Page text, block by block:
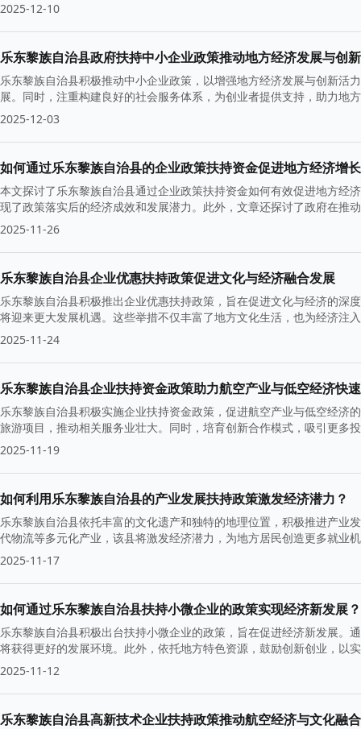
2025-12-10
乐东黎族自治县政府扶持中小企业政策推动地方经济发展与创
乐东黎族自治县积极推动中小企业政策，以增强地方经济发展与创新活
展。同时，注重构建良好的社会服务体系，为创业者提供支持，助力地
2025-12-03
如何通过乐东黎族自治县的企业政策扶持资金促进地方经济增
本文探讨了乐东黎族自治县通过企业政策扶持资金如何有效促进地方经
现了政策落实后的经济成效和发展潜力。此外，文章还探讨了政府在推
了有力支持。
2025-11-26
乐东黎族自治县企业优惠扶持政策促进文化与经济融合发展
乐东黎族自治县积极推出企业优惠扶持政策，旨在促进文化与经济的深
将迎来更大发展机遇。这些举措不仅丰富了地方文化生活，也为经济注
2025-11-24
乐东黎族自治县企业扶持资金政策助力航空产业与低空经济快
乐东黎族自治县积极实施企业扶持资金政策，促进航空产业与低空经济
旅游项目，推动相关服务业壮大。同时，培育创新合作模式，吸引更多
活力。
2025-11-19
如何利用乐东黎族自治县的产业发展扶持政策激发经济潜力？
乐东黎族自治县依托丰富的文化遗产和独特的地理位置，积极推进产业
代物流等多元化产业，该县将激发经济潜力，为地方居民创造更多就业
2025-11-17
如何通过乐东黎族自治县扶持小微企业的政策实现经济新发展？
乐东黎族自治县积极出台扶持小微企业的政策，旨在促进经济新发展。
将获得更好的发展环境。此外，依托地方特色资源，鼓励创新创业，以
2025-11-12
乐东黎族自治县高新技术企业扶持政策推动航空经济与文化融